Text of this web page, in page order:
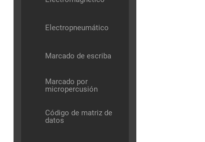
Electropneumático
Marcado de escriba
Marcado por
micropercusión
Código de matriz de
datos